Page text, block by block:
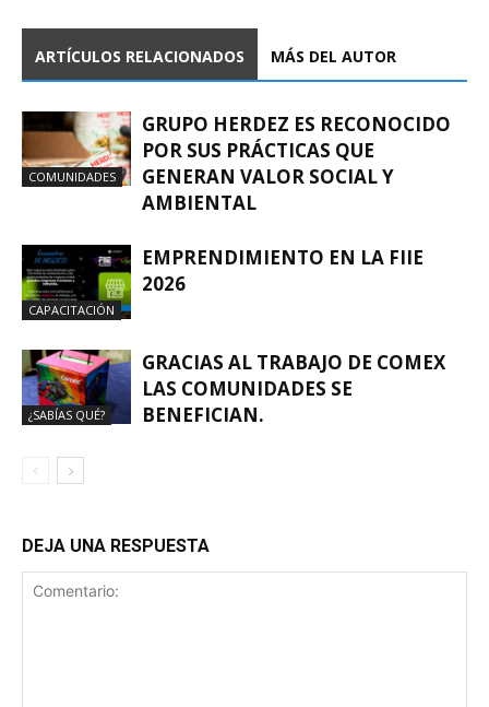
ARTÍCULOS RELACIONADOS MÁS DEL AUTOR
COMUNIDADES
GRUPO HERDEZ ES RECONOCIDO
POR SUS PRÁCTICAS QUE
GENERAN VALOR SOCIAL Y
AMBIENTAL
CAPACITACIÓN
EMPRENDIMIENTO EN LA FIIE
2026
¿SABÍAS QUÉ?
GRACIAS AL TRABAJO DE COMEX
LAS COMUNIDADES SE
BENEFICIAN.
DEJA UNA RESPUESTA